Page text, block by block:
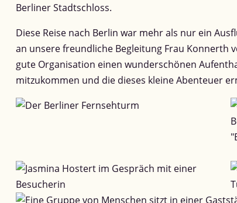
Berliner Stadtschloss.
Diese Reise nach Berlin war mehr als nur ein
an unsere freundliche Begleitung Frau Konnerth
gute Organisation einen wunderschönen
mitzukommen und die dieses kleine Abenteuer